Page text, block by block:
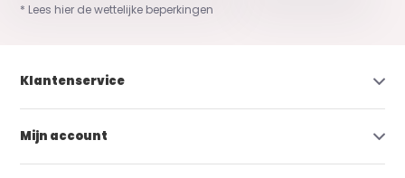
* Lees hier de wettelijke beperkingen
Klantenservice
Mijn account